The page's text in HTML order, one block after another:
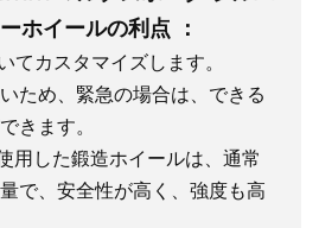
ホイールの利点
：
てカスタマイズします。
ため、緊急の場合は、できる
きます。
用した鍛造ホイールは、通常
で、安全性が高く、強度も高